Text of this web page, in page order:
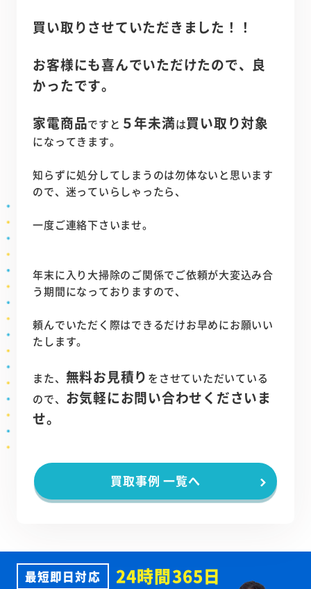
買い取りさせていただきました！！
お客様にも喜んでいただけたので、良
かったです。
家電商品ですと ５年未満は買い取り対象
になってきます。
知らずに処分してしまうのは勿体ないと思います
ので、迷っていらしゃったら、
一度ご連絡下さいませ。
年末に入り大掃除のご関係でご依頼が大変込み合
う期間になっておりますので、
頼んでいただく際はできるだけお早めにお願いい
たします。
また、 無料お見積り をさせていただいている
ので、 お気軽にお問い合わせくださいま
せ。
買取事例 一覧へ
最短即日対応
24時間365日